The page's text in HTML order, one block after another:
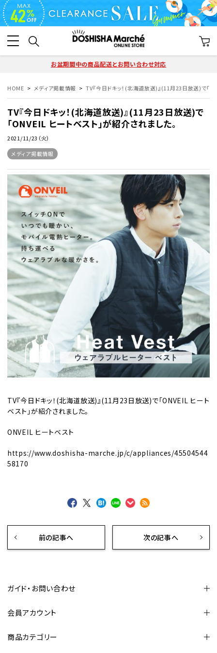
お盆期間中の商品配送とお問い合わせ対応
HOME メディア掲載情報 TV『今日ドキッ！(北海道放送)』(11月23日放送)で「
TV『今日ドキッ！(北海道放送)』(11月23日放送)で
「ONVEIL ヒートベスト」が紹介されました。
2021/11/23（火）
メディア掲載情報
TV『今日ドキッ！(北海道放送)』(11月23日放送)で「ONVEIL ヒート
ベスト」が紹介されました。
ONVEIL ヒートベスト
https://www.doshisha-marche.jp/c/appliances/45504544
58170
前の記事へ 次の記事へ
ガイド・お問い合わせ
会員アカウント
商品カテゴリー